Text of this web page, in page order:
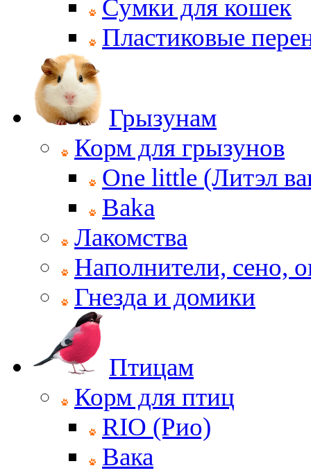
Сумки для кошек
Пластиковые
Грызунам
Корм для грызунов
One little (Литэл
Baka
Лакомства
Наполнители, сено,
Гнезда и домики
Птицам
Корм для птиц
RIO (Рио)
Вака